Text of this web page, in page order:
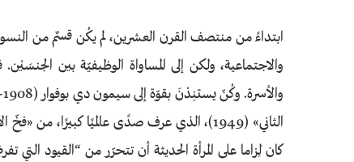
ابتداءً من منتصف القرن العشرين، لم يكُن قسمٌ من
والاجتماعية، ولكن إلى المساواة الوظيفيّة بين
الثاني» (1949)، الذي عرف صدًى عالميًا كبيرًا، من «فخّ الأمومة» الذي يستخدمه الرجال لسّلْب زوجاتِهم استقلاليتَهنّ
كان لِزاما على المرأة الحديثة أن تتحرّر من “القيود التي